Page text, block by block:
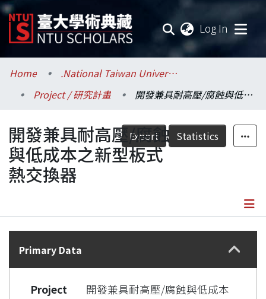
Log In
Communities & Collections
Research Outputs
Fundings & Projects
Researchers
Statistics
Home
.National Taiwan University / 國立臺灣大學
Project / 研究計畫
開發兼具耐高壓/腐蝕與低成本之新型板式熱交換器
Export Statistics
開發兼具耐高壓/腐蝕
與低成本之新型板式
熱交換器
Details
Primary Data
Project
開發兼具耐高壓/腐蝕與低成本